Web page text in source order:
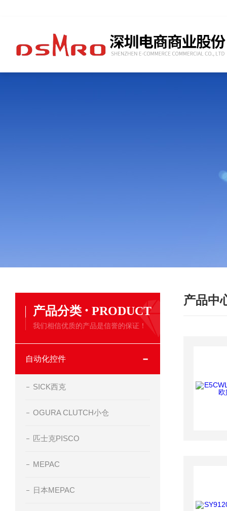
产品分类 · PRODUCT
我们相信优质的产品是信誉的保证！
自动化控件
SICK西克
OGURA CLUTCH小仓
匹士克PISCO
MEPAC
日本MEPAC
产品中